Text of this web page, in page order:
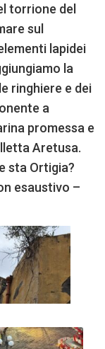
torrione del
sul
lapidei
la
ringhiere e dei
a
promessa e
Aretusa.
sta Ortigia?
esaustivo –